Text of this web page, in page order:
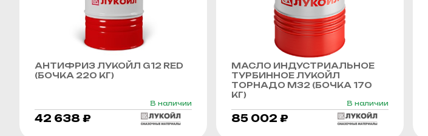
АНТИФРИЗ ЛУКОЙЛ G12 RED
(БОЧКА 220 КГ)
В наличии
42 638 ₽
МАСЛО ИНДУСТРИАЛЬНОЕ
ТУРБИННОЕ ЛУКОЙЛ
ТОРНАДО М32 (БОЧКА 170
КГ)
В наличии
85 002 ₽